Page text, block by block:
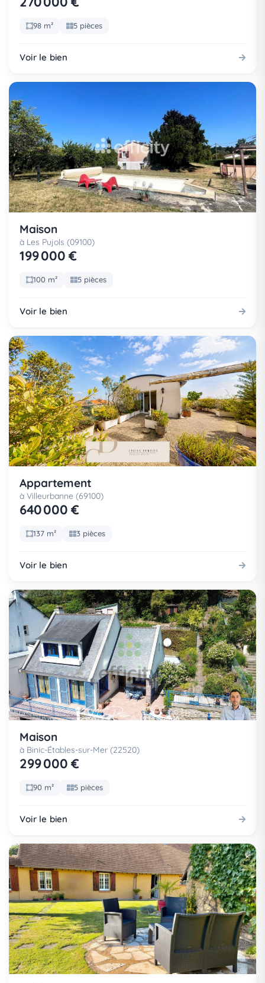
98 m² 5 pièces
Voir le bien
Maison
à Les Pujols (09100)
199 000 €
100 m² 5 pièces
Voir le bien
Appartement
à Villeurbanne (69100)
640 000 €
137 m² 3 pièces
Voir le bien
Maison
à Binic-Étables-sur-Mer (22520)
299 000 €
90 m² 5 pièces
Voir le bien